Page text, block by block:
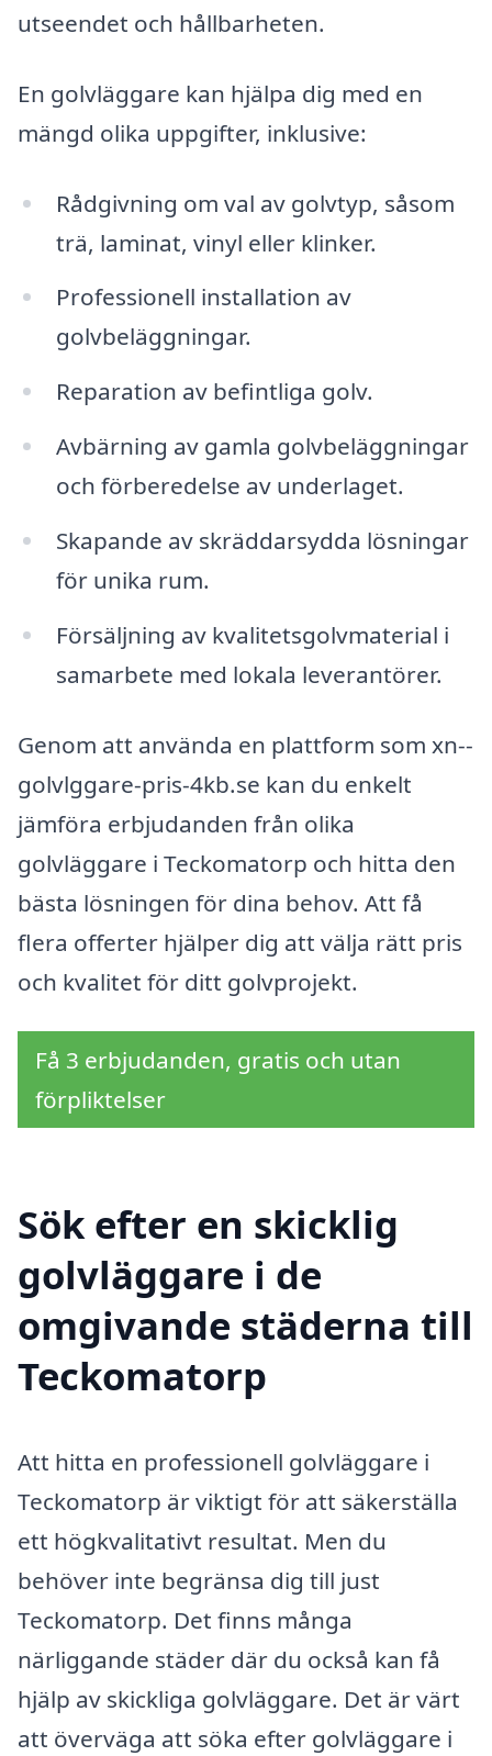
utseendet och hållbarheten.
En golvläggare kan hjälpa dig med en
mängd olika uppgifter, inklusive:
Rådgivning om val av golvtyp, såsom
trä, laminat, vinyl eller klinker.
Professionell installation av
golvbeläggningar.
Reparation av befintliga golv.
Avbärning av gamla golvbeläggningar
och förberedelse av underlaget.
Skapande av skräddarsydda lösningar
för unika rum.
Försäljning av kvalitetsgolvmaterial i
samarbete med lokala leverantörer.
Genom att använda en plattform som xn--
golvlggare-pris-4kb.se kan du enkelt
jämföra erbjudanden från olika
golvläggare i Teckomatorp och hitta den
bästa lösningen för dina behov. Att få
flera offerter hjälper dig att välja rätt pris
och kvalitet för ditt golvprojekt.
Få 3 erbjudanden, gratis och utan
förpliktelser
Sök efter en skicklig
golvläggare i de
omgivande städerna till
Teckomatorp
Att hitta en professionell golvläggare i
Teckomatorp är viktigt för att säkerställa
ett högkvalitativt resultat. Men du
behöver inte begränsa dig till just
Teckomatorp. Det finns många
närliggande städer där du också kan få
hjälp av skickliga golvläggare. Det är värt
att överväga att söka efter golvläggare i